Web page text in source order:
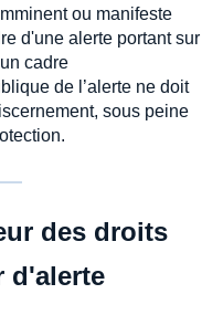
ou manifeste
d'une alerte portant sur
cadre
de l’alerte ne doit
sous peine
des droits
d'alerte